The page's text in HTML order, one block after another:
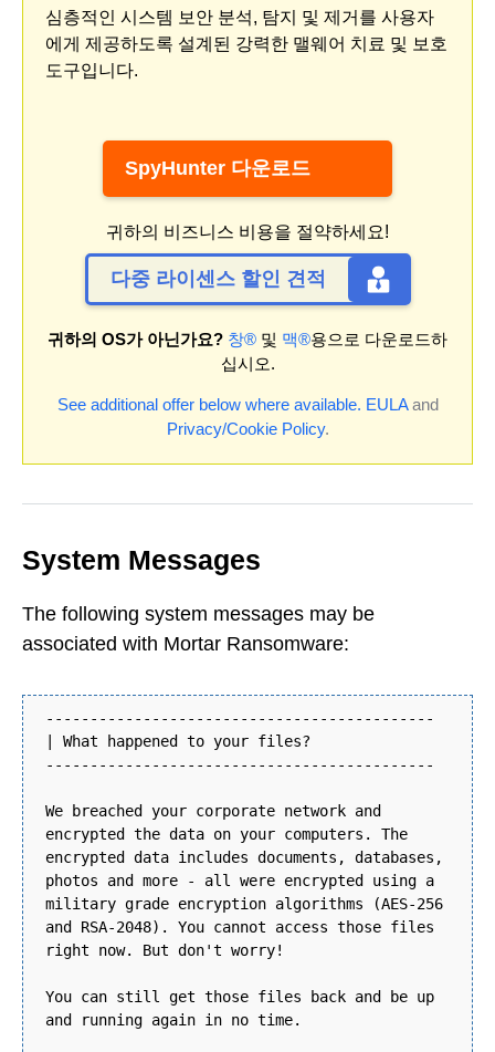
심층적인 시스템 보안 분석, 탐지 및 제거를 사용자
에게 제공하도록 설계된 강력한 맬웨어 치료 및 보호
도구입니다.
SpyHunter 다운로드
귀하의 비즈니스 비용을 절약하세요!
다중 라이센스 할인 견적
귀하의 OS가 아닌가요? 창® 및 맥®용으로 다운로드하
십시오.
See additional offer below where available. EULAand
Privacy/Cookie Policy.
System Messages
The following system messages may be
associated with Mortar Ransomware:
--------------------------------------------
| What happened to your files?
--------------------------------------------
We breached your corporate network and
encrypted the data on your computers. The
encrypted data includes documents, databases,
photos and more - all were encrypted using a
military grade encryption algorithms (AES-256
and RSA-2048). You cannot access those files
right now. But don't worry!
You can still get those files back and be up
and running again in no time.